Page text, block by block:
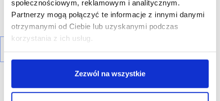
społecznościowym, reklamowym i analitycznym.
Partnerzy mogą połączyć te informacje z innymi danymi
otrzymanymi od Ciebie lub uzyskanymi podczas
korzystania z ich usług.
Zezwól na wszystkie